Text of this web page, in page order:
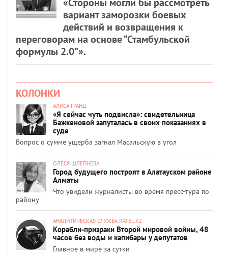
вариант заморозки боевых
действий и возвращения к
переговорам на основе “Стамбульской
формулы 2.0”».
КОЛОНКИ
АЛИСА ГРАНД
«Я сейчас чуть подвисла»: свидетельница
Бажкеновой запуталась в своих показаниях в
суде
Вопрос о сумме ущерба загнал Масальскую в угол
ОЛЕСЯ ШЛЕПНЕВА
Город будущего построят в Алатауском районе
Алматы
Что увидели журналисты во время пресс-тура по
району
АНАЛИТИЧЕСКАЯ СЛУЖБА RATEL.KZ
Корабли-призраки Второй мировой войны, 48
часов без воды и капибары у депутатов
Главное в мире за сутки